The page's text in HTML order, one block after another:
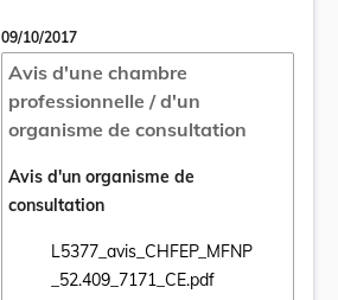
09/10/2017
Avis d'une chambre
professionnelle / d'un
organisme de consultation
Avis d'un organisme de
consultation
L5377_avis_CHFEP_MFNP
_52.409_7171_CE.pdf
Ouvrir le document